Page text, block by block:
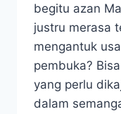
begitu azan
justru merasa
mengantuk
pembuka?
yang perlu
dalam